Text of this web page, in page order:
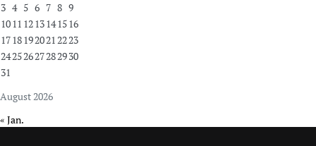
August 2026
3 4 5 6 7 8 9
1011 1213141516
17181920212223
24252627282930
31
« Jan.